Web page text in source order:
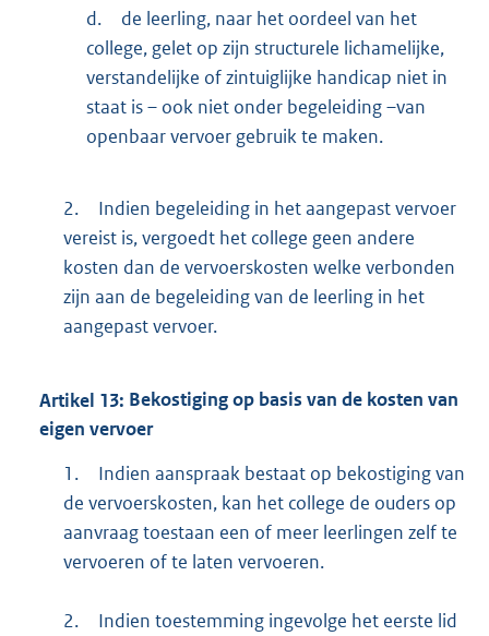
d.
de leerling, naar het oordeel van het
college, gelet op zijn structurele lichamelijke,
verstandelijke of zintuiglijke handicap niet in
staat is – ook niet onder begeleiding –van
openbaar vervoer gebruik te maken.
2.
Indien begeleiding in het aangepast vervoer
vereist is, vergoedt het college geen andere
kosten dan de vervoerskosten welke verbonden
zijn aan de begeleiding van de leerling in het
aangepast vervoer.
Artikel 13: Bekostiging op basis van de kosten van
eigen vervoer
1.
Indien aanspraak bestaat op bekostiging van
de vervoerskosten, kan het college de ouders op
aanvraag toestaan een of meer leerlingen zelf te
vervoeren of te laten vervoeren.
2.
Indien toestemming ingevolge het eerste lid